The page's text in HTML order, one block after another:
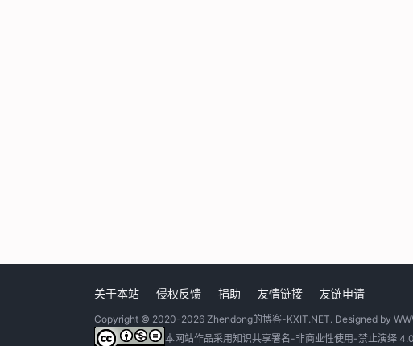
关于本站 侵权反馈 捐助 友情链接 友链申请
Copyright © 2020-2026 Zhendong的博客-KXIT.NET. Designed by
本网站作品采用知识共享署名-非商业性使用-禁止演绎